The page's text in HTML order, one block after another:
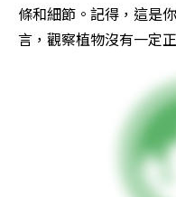
條和細節。記得，這是
言，觀察植物沒有一定